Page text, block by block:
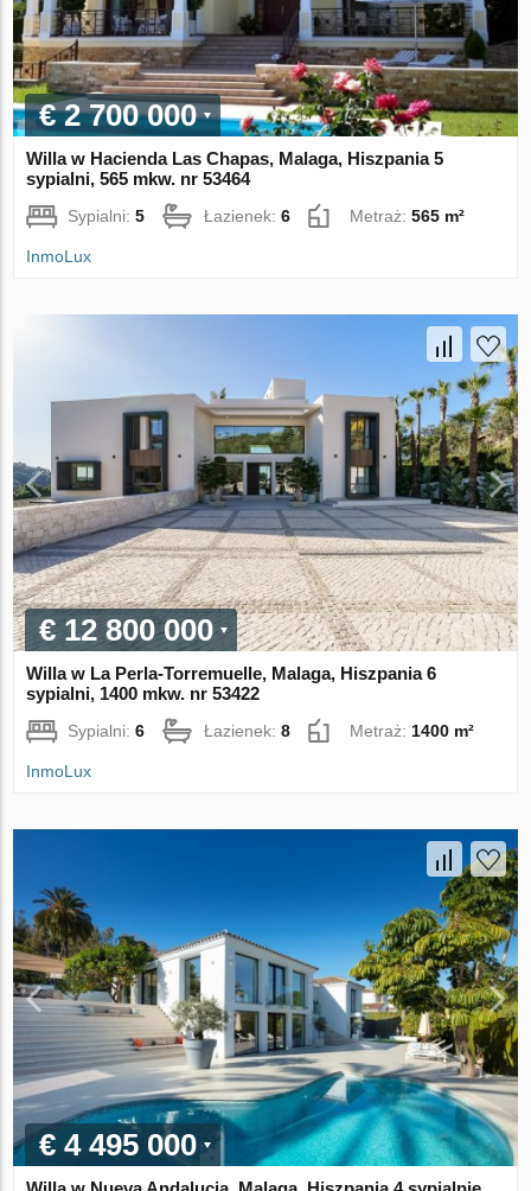
€ 2 700 000
Willa w Hacienda Las Chapas, Malaga, Hiszpania 5
sypialni, 565 mkw. nr 53464
Sypialni:5 Łazienek:6 Metraż:565 m²
InmoLux
€ 12 800 000
Willa w La Perla-Torremuelle, Malaga, Hiszpania 6
sypialni, 1400 mkw. nr 53422
Sypialni:6 Łazienek:8 Metraż: 1400 m²
InmoLux
€ 4 495 000